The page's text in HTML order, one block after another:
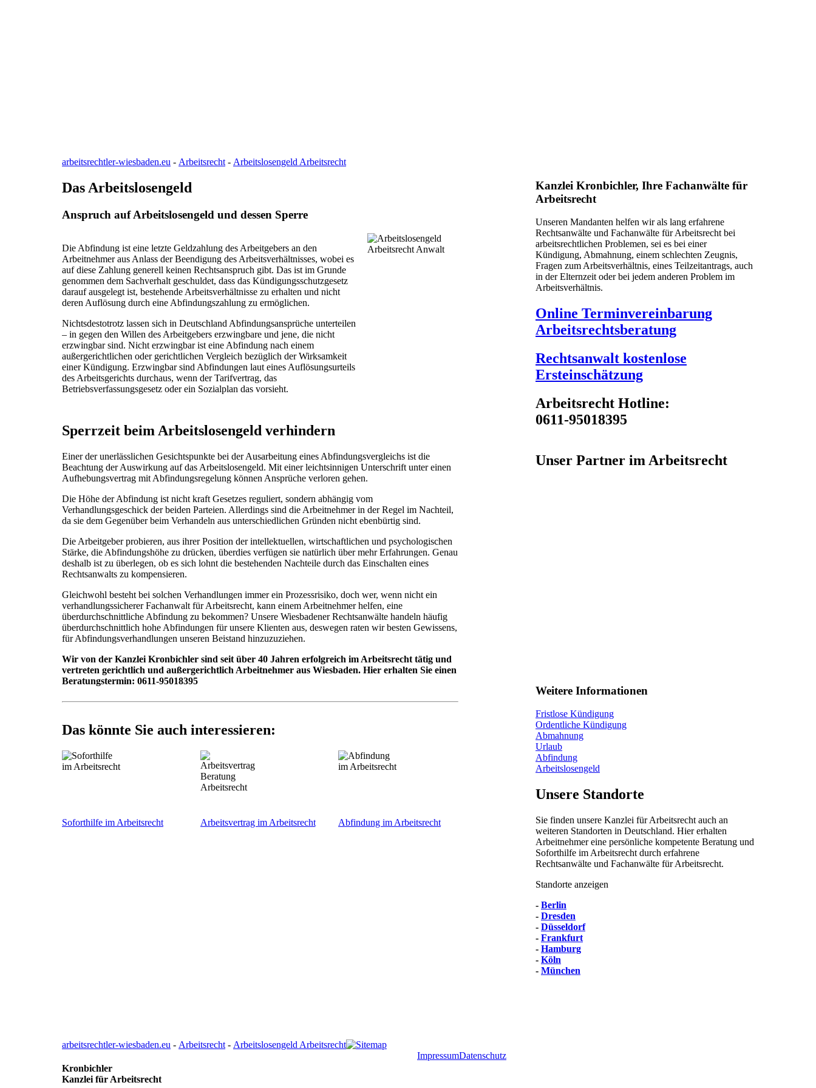
arbeitsrechtler-wiesbaden.eu - Arbeitsrecht - Arbeitslosengeld Arbeitsrecht
Das Arbeitslosengeld
Anspruch auf Arbeitslosengeld und dessen Sperre
Die Abfindung ist eine letzte Geldzahlung des Arbeitgebers an den
Arbeitnehmer aus Anlass der Beendigung des Arbeitsverhältnisses, wobei es
auf diese Zahlung generell keinen Rechtsanspruch gibt. Das ist im Grunde
genommen dem Sachverhalt geschuldet, dass das Kündigungsschutzgesetz
darauf ausgelegt ist, bestehende Arbeitsverhältnisse zu erhalten und nicht
deren Auflösung durch eine Abfindungszahlung zu ermöglichen.
Nichtsdestotrotz lassen sich in Deutschland Abfindungsansprüche unterteilen
– in gegen den Willen des Arbeitgebers erzwingbare und jene, die nicht
erzwingbar sind. Nicht erzwingbar ist eine Abfindung nach einem
außergerichtlichen oder gerichtlichen Vergleich bezüglich der Wirksamkeit
einer Kündigung. Erzwingbar sind Abfindungen laut eines Auflösungsurteils
des Arbeitsgerichts durchaus, wenn der Tarifvertrag, das
Betriebsverfassungsgesetz oder ein Sozialplan das vorsieht.
Sperrzeit beim Arbeitslosengeld verhindern
Einer der unerlässlichen Gesichtspunkte bei der Ausarbeitung eines Abfindungsvergleichs ist die
Beachtung der Auswirkung auf das Arbeitslosengeld. Mit einer leichtsinnigen Unterschrift unter einen
Aufhebungsvertrag mit Abfindungsregelung können Ansprüche verloren gehen.
Die Höhe der Abfindung ist nicht kraft Gesetzes reguliert, sondern abhängig vom
Verhandlungsgeschick der beiden Parteien. Allerdings sind die Arbeitnehmer in der Regel im Nachteil,
da sie dem Gegenüber beim Verhandeln aus unterschiedlichen Gründen nicht ebenbürtig sind.
Die Arbeitgeber probieren, aus ihrer Position der intellektuellen, wirtschaftlichen und psychologischen
Stärke, die Abfindungshöhe zu drücken, überdies verfügen sie natürlich über mehr Erfahrungen. Genau
deshalb ist zu überlegen, ob es sich lohnt die bestehenden Nachteile durch das Einschalten eines
Rechtsanwalts zu kompensieren.
Gleichwohl besteht bei solchen Verhandlungen immer ein Prozessrisiko, doch wer, wenn nicht ein
verhandlungssicherer Fachanwalt für Arbeitsrecht, kann einem Arbeitnehmer helfen, eine
überdurchschnittliche Abfindung zu bekommen? Unsere Wiesbadener Rechtsanwälte handeln häufig
überdurchschnittlich hohe Abfindungen für unsere Klienten aus, deswegen raten wir besten Gewissens,
für Abfindungsverhandlungen unseren Beistand hinzuzuziehen.
Wir von der Kanzlei Kronbichler sind seit über 40 Jahren erfolgreich im Arbeitsrecht tätig und
vertreten gerichtlich und außergerichtlich Arbeitnehmer aus Wiesbaden. Hier erhalten Sie einen
Beratungstermin: 0611-95018395
Das könnte Sie auch interessieren:
Soforthilfe im Arbeitsrecht Arbeitsvertrag im Arbeitsrecht Abfindung im Arbeitsrecht
Kanzlei Kronbichler, Ihre Fachanwälte für
Arbeitsrecht
Unseren Mandanten helfen wir als lang erfahrene
Rechtsanwälte und Fachanwälte für Arbeitsrecht bei
arbeitsrechtlichen Problemen, sei es bei einer
Kündigung, Abmahnung, einem schlechten Zeugnis,
Fragen zum Arbeitsverhältnis, eines Teilzeitantrags, auch
in der Elternzeit oder bei jedem anderen Problem im
Arbeitsverhältnis.
Online Terminvereinbarung
Arbeitsrechtsberatung
Rechtsanwalt kostenlose
Ersteinschätzung
Arbeitsrecht Hotline:
0611-95018395
Unser Partner im Arbeitsrecht
Weitere Informationen
Fristlose Kündigung
Ordentliche Kündigung
Abmahnung
Urlaub
Abfindung
Arbeitslosengeld
Unsere Standorte
Sie finden unsere Kanzlei für Arbeitsrecht auch an
weiteren Standorten in Deutschland. Hier erhalten
Arbeitnehmer eine persönliche kompetente Beratung und
Soforthilfe im Arbeitsrecht durch erfahrene
Rechtsanwälte und Fachanwälte für Arbeitsrecht.
Standorte anzeigen
- Berlin
- Dresden
- Düsseldorf
- Frankfurt
- Hamburg
- Köln
- München
arbeitsrechtler-wiesbaden.eu - Arbeitsrecht - Arbeitslosengeld Arbeitsrecht
Kronbichler
Kanzlei für Arbeitsrecht
ImpressumDatenschutz